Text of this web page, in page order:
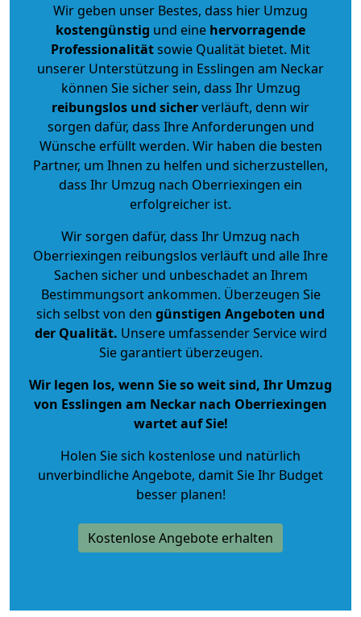
Wir geben unser Bestes, dass hier Umzug
kostengünstig und eine hervorragende
Professionalitätsowie Qualität bietet. Mit
unserer Unterstützung in Esslingen am Neckar
können Sie sicher sein, dass Ihr Umzug
reibungslos und sicherverläuft, denn wir
sorgen dafür, dass Ihre Anforderungen und
Wünsche erfüllt werden. Wir haben die besten
Partner, um Ihnen zu helfen und sicherzustellen,
dass Ihr Umzug nach Oberriexingen ein
erfolgreicher ist.
Wir sorgen dafür, dass Ihr Umzug nach
Oberriexingen reibungslos verläuft und alle Ihre
Sachen sicher und unbeschadet an Ihrem
Bestimmungsort ankommen. Überzeugen Sie
sich selbst von den günstigen Angeboten und
der Qualität. Unsere umfassender Service wird
Sie garantiert überzeugen.
Wir legen los, wenn Sie so weit sind, Ihr Umzug
von Esslingen am Neckar nach Oberriexingen
wartet auf Sie!
Holen Sie sich kostenlose und natürlich
unverbindliche Angebote, damit Sie Ihr Budget
besser planen!
Kostenlose Angebote erhalten